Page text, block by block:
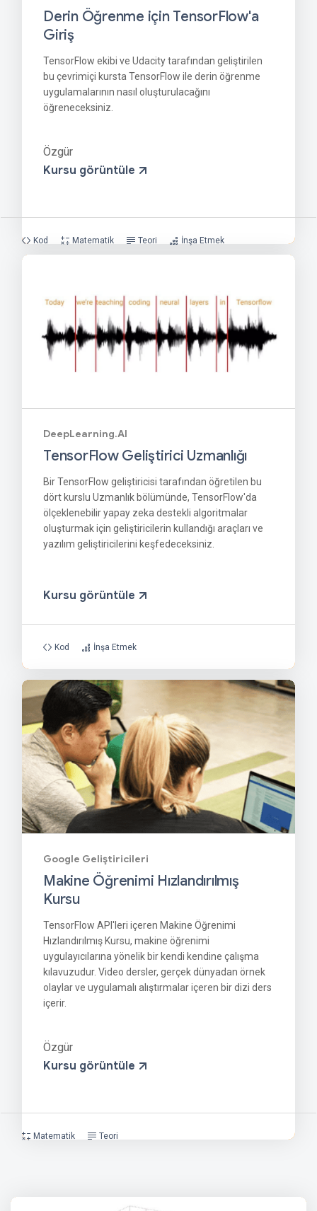
Derin Öğrenme için TensorFlow'a
Giriş
TensorFlow ekibi ve Udacity tarafından geliştirilen
bu çevrimiçi kursta TensorFlow ile derin öğrenme
uygulamalarının nasıl oluşturulacağını
öğreneceksiniz.
Özgür
Kursu görüntüle
Kod Matematik Teori İnşa Etmek
DeepLearning.AI
TensorFlow Geliştirici Uzmanlığı
Bir TensorFlow geliştiricisi tarafından öğretilen bu
dört kurslu Uzmanlık bölümünde, TensorFlow'da
ölçeklenebilir yapay zeka destekli algoritmalar
oluşturmak için geliştiricilerin kullandığı araçları ve
yazılım geliştiricilerini keşfedeceksiniz.
Kursu görüntüle
Kod İnşa Etmek
Google Geliştiricileri
Makine Öğrenimi Hızlandırılmış
Kursu
TensorFlow API'leri içeren Makine Öğrenimi
Hızlandırılmış Kursu, makine öğrenimi
uygulayıcılarına yönelik bir kendi kendine çalışma
kılavuzudur. Video dersler, gerçek dünyadan örnek
olaylar ve uygulamalı alıştırmalar içeren bir dizi ders
içerir.
Özgür
Kursu görüntüle
Matematik Teori